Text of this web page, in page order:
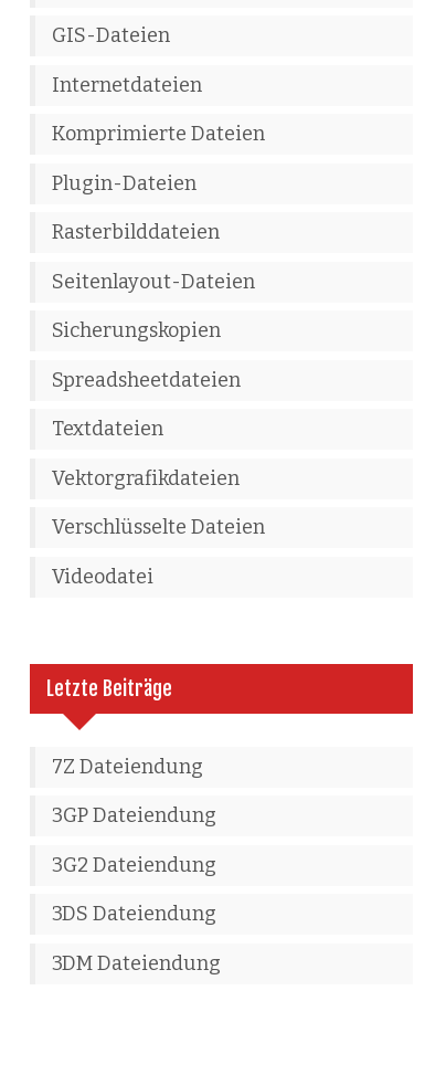
GIS-Dateien
Internetdateien
Komprimierte Dateien
Plugin-Dateien
Rasterbilddateien
Seitenlayout-Dateien
Sicherungskopien
Spreadsheetdateien
Textdateien
Vektorgrafikdateien
Verschlüsselte Dateien
Videodatei
Letzte Beiträge
7Z Dateiendung
3GP Dateiendung
3G2 Dateiendung
3DS Dateiendung
3DM Dateiendung